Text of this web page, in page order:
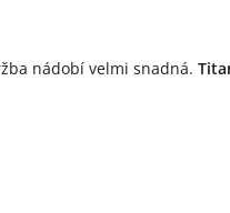
nádobí velmi snadná.